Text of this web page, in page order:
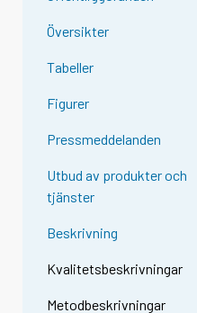
Översikter
Tabeller
Figurer
Pressmeddelanden
Utbud av produkter och
tjänster
Beskrivning
Kvalitetsbeskrivningar
Metodbeskrivningar